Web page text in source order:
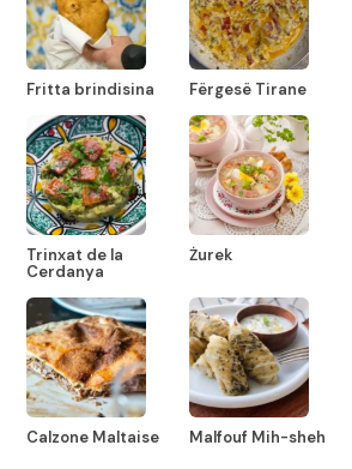
Fritta brindisina Fërgesë Tirane
Trinxat de la
Cerdanya
Żurek
Calzone Maltaise Malfouf Mih-sheh